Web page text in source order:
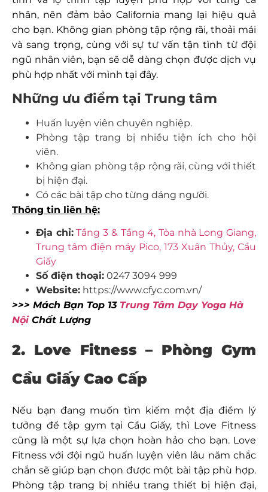
nhân, nên đảm bảo California mang lại hiệu quả
cho bạn. Không gian phòng tập rộng rãi, thoải mái
và sang trọng, cùng với sự tư vấn tận tình từ đội
ngũ nhân viên, bạn sẽ dễ dàng chọn được dịch vụ
phù hợp nhất với mình tại đây.
Những ưu điểm tại Trung tâm
Huấn luyện viên chuyên nghiệp.
Phòng tập trang bị nhiều tiện ích cho hội
viên.
Không gian phòng tập rộng rãi, cùng với thiết
bị hiện đại.
Có các bài tập cho từng dáng người.
Thông tin liên hệ:
Địa chỉ: Tầng 3 & Tầng 4, Tòa nhà Long Giang,
Trung tâm điện máy Pico, 173 Xuân Thủy, Cầu
Giấy
Số điện thoại: 0247 3094 999
Website: https://www.cfyc.com.vn/
>>> Mách Bạn Top 13 Trung Tâm Dạy Yoga Hà
NộiChất Lượng
2. Love Fitness – Phòng Gym
Cầu Giấy Cao Cấp
Nếu bạn đang muốn tìm kiếm một địa điểm lý
tưởng để tập gym tại Cầu Giấy, thì Love Fitness
cũng là một sự lựa chọn hoàn hảo cho bạn. Love
Fitness với đội ngũ huấn luyện viên lâu năm chắc
chắn sẽ giúp bạn chọn được một bài tập phù hợp.
Phòng tập trang bị nhiều trang thiết bị hiện đại,